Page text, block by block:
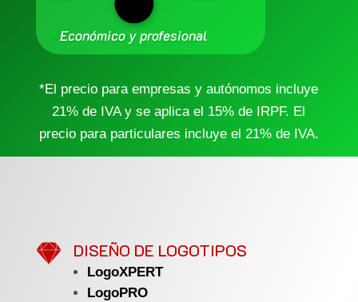
✳Económico y profesional
*El precio para empresas y autónomos incluye
21% de IVA y se aplica el 15% de IRPF. El
precio para particulares incluye el 21% de IVA.
 DISEÑO DE LOGOTIPOS
LogoXPERT
LogoPRO